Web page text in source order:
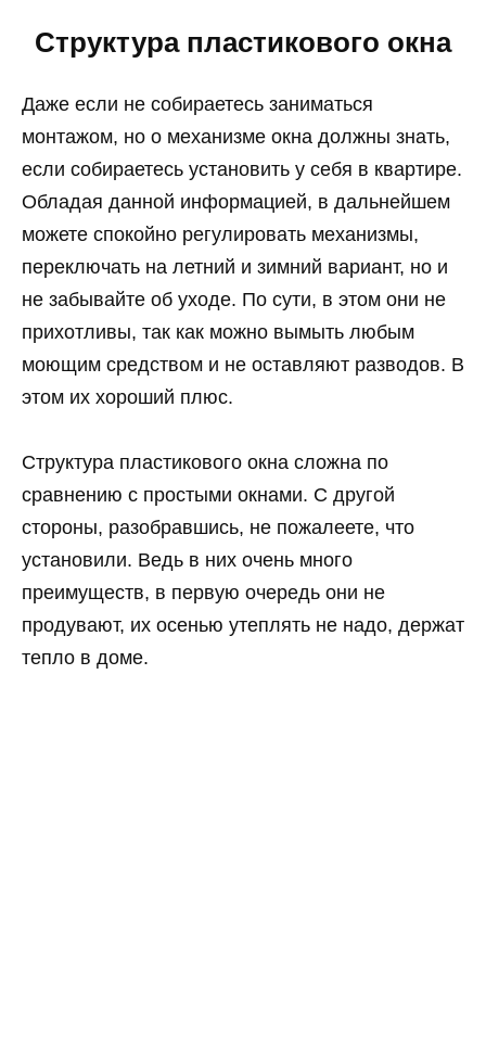
Структура пластикового окна
Даже если не собираетесь заниматься
монтажом, но о механизме окна должны знать,
если собираетесь установить у себя в квартире.
Обладая данной информацией, в дальнейшем
можете спокойно регулировать механизмы,
переключать на летний и зимний вариант, но и
не забывайте об уходе. По сути, в этом они не
прихотливы, так как можно вымыть любым
моющим средством и не оставляют разводов. В
этом их хороший плюс.
Структура пластикового окна сложна по
сравнению с простыми окнами. С другой
стороны, разобравшись, не пожалеете, что
установили. Ведь в них очень много
преимуществ, в первую очередь они не
продувают, их осенью утеплять не надо, держат
тепло в доме.